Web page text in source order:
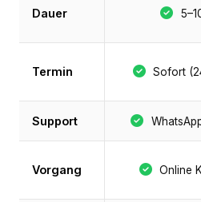
Dauer
Termin Sofort
Support
Vorgang Online